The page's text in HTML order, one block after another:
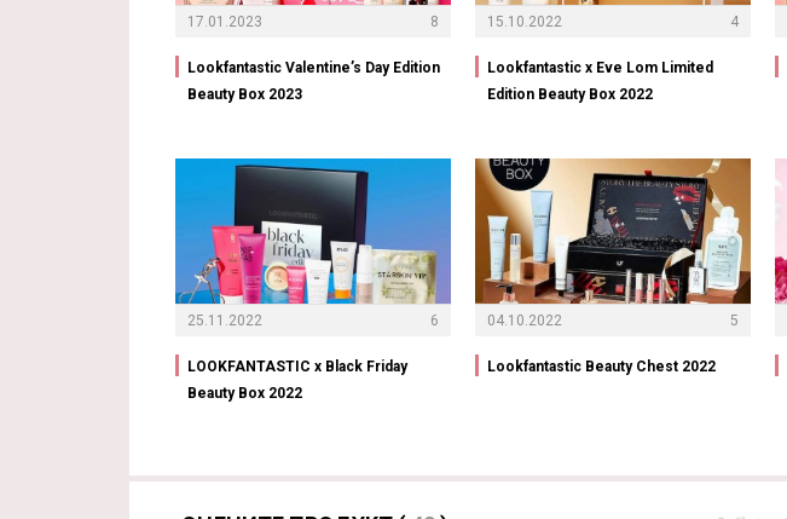
17.01.2023 8
Lookfantastic Valentine’s Day Edition
Beauty Box 2023
25.11.2022 6
LOOKFANTASTIC x Black Friday
Beauty Box 2022
15.10.2022 4
Lookfantastic x Eve Lom Limited
Edition Beauty Box 2022
04.10.2022 5
Lookfantastic Beauty Chest 2022